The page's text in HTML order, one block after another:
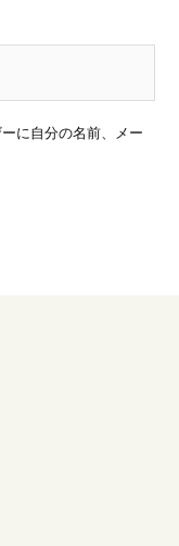
に自分の名前、メー